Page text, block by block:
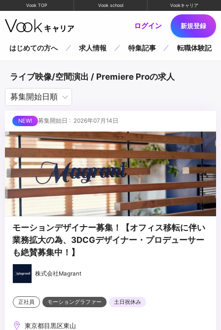
Vook TOP Vook school Vookキャリア
ログイン 新規登録
はじめての方へ 求人情報 特集記事 転職体験記
ライブ映像/空間演出 / Premiere Proの求人
募集開始日 : 2026年07月14日
モーションデザイナー募集！【オフィス移転に伴い
業務拡大の為、3DCGデザイナー・プロデューサー
も絶賛募集中！】
株式会社Magrant
正社員 モーショングラファー 土日祝休み
東京都目黒区東山